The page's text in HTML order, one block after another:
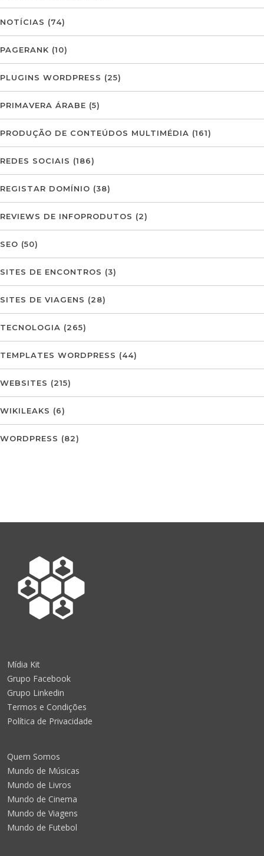
NOTÍCIAS (74)
PAGERANK (10)
PLUGINS WORDPRESS (25)
PRIMAVERA ÁRABE (5)
PRODUÇÃO DE CONTEÚDOS MULTIMÉDIA (161)
REDES SOCIAIS (186)
REGISTAR DOMÍNIO (38)
REVIEWS DE INFOPRODUTOS (2)
SEO (50)
SITES DE ENCONTROS (3)
SITES DE VIAGENS (28)
TECNOLOGIA (265)
TEMPLATES WORDPRESS (44)
WEBSITES (215)
WIKILEAKS (6)
WORDPRESS (82)
Mídia Kit
Grupo Facebook
Grupo Linkedin
Termos e Condições
Política de Privacidade
Quem Somos
Mundo de Músicas
Mundo de Livros
Mundo de Cinema
Mundo de Viagens
Mundo de Futebol